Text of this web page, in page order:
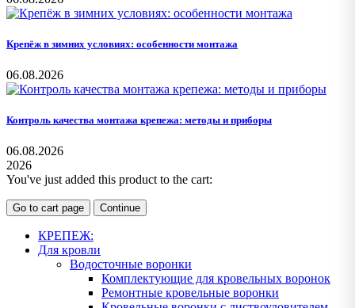
Крепёж в зимних условиях: особенности монтажа
06.08.2026
Контроль качества монтажа крепежа: методы и приборы
06.08.2026
2026
You've just added this product to the cart:
Go to cart page Continue
КРЕПЕЖ:
Для кровли
Водосточные воронки
Комплектующие для кровельных воронок
Ремонтные кровельные воронки